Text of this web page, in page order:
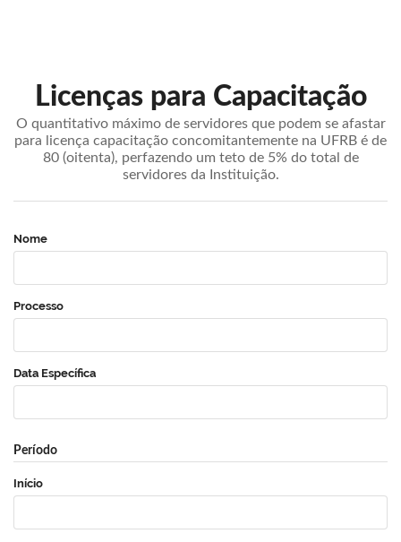
Licenças para Capacitação
O quantitativo máximo de servidores que podem se afastar
para licença capacitação concomitantemente na UFRB é de
80 (oitenta), perfazendo um teto de 5% do total de
servidores da Instituição.
Nome
Processo
Data Específica
Período
Início